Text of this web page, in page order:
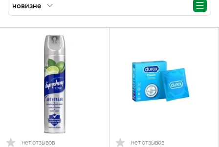
новизне
нет отзывов нет отзывов